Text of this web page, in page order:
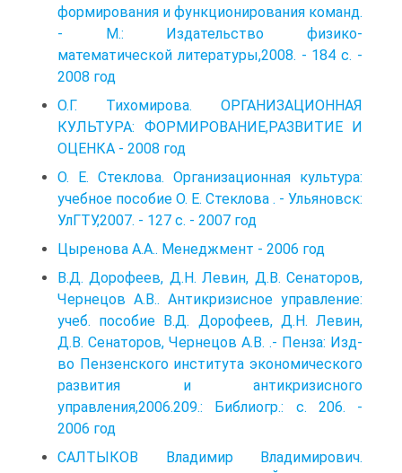
формирования и функционирования команд.
- М.: Издательство физико-
математической литературы,2008. - 184 с. -
2008 год
О.Г. Тихомирова. ОРГАНИЗАЦИОННАЯ
КУЛЬТУРА: ФОРМИРОВАНИЕ,РАЗВИТИЕ И
ОЦЕНКА - 2008 год
О. Е. Стеклова. Организационная культура:
учебное пособие О. Е. Стеклова . - Ульяновск:
УлГТУ,2007. - 127 с. - 2007 год
Цыренова А.А.. Менеджмент - 2006 год
В.Д. Дорофеев, Д.Н. Левин, Д.В. Сенаторов,
Чернецов А.В.. Антикризисное управление:
учеб. пособие В.Д. Дорофеев, Д.Н. Левин,
Д.В. Сенаторов, Чернецов А.В. .- Пенза: Изд-
во Пензенского института экономического
развития и антикризисного
управления,2006.209.: Библиогр.: с. 206. -
2006 год
САЛТЫКОВ Владимир Владимирович.